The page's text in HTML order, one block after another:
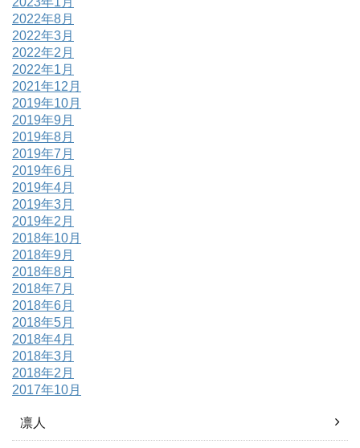
2022年8月
2022年3月
2022年2月
2022年1月
2021年12月
2019年10月
2019年9月
2019年8月
2019年7月
2019年6月
2019年4月
2019年3月
2019年2月
2018年10月
2018年9月
2018年8月
2018年7月
2018年6月
2018年5月
2018年4月
2018年3月
2018年2月
2017年10月
凛人